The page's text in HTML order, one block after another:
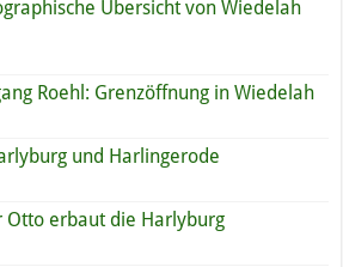
Übersicht von Wiedelah
Roehl: Grenzöffnung in Wiedelah
und Harlingerode
Otto erbaut die Harlyburg